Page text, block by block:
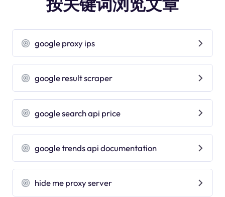
google proxy ips
google result scraper
google search api price
google trends api documentation
hide me proxy server